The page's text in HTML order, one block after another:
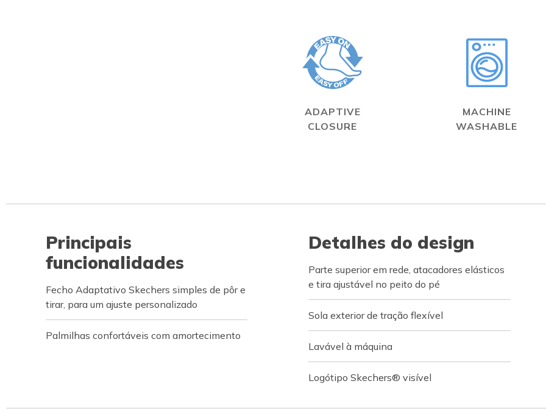
ADAPTIVE
CLOSURE
MACHINE
WASHABLE
Principais
funcionalidades
Fecho Adaptativo Skechers simples de pôr e
tirar, para um ajuste personalizado
Palmilhas confortáveis com amortecimento
Detalhes do design
Parte superior em rede, atacadores elásticos
e tira ajustável no peito do pé
Sola exterior de tração flexível
Lavável à máquina
Logótipo Skechers® visível